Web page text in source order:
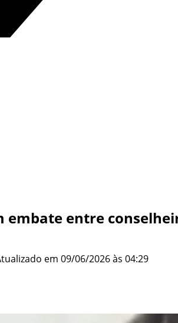
embate entre
em 09/06/2026 às 04:29